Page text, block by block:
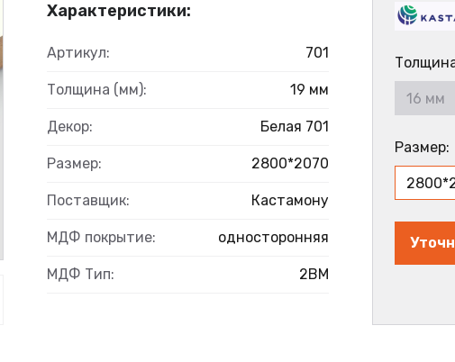
Характеристики:
Артикул: 701
Толщина (мм): 19 мм
Декор: Белая 701
Размер: 2800*2070
Поставщик: Кастамону
МДФ покрытие: односторонняя
МДФ Тип: 2BM
16 мм
Размер: